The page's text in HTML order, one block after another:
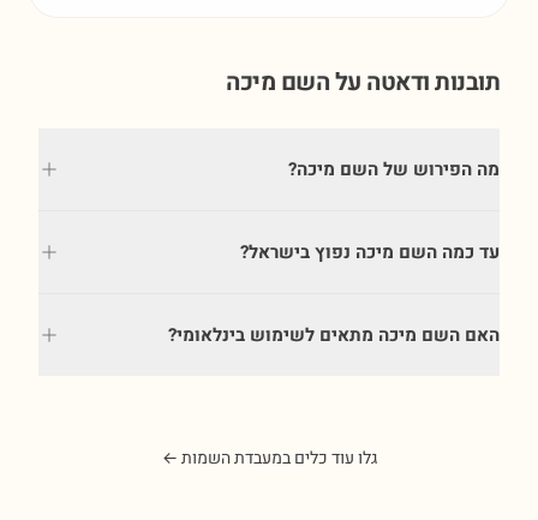
תובנות ודאטה על השם מיכה
מה הפירוש של השם מיכה?
עד כמה השם מיכה נפוץ בישראל?
האם השם מיכה מתאים לשימוש בינלאומי?
גלו עוד כלים במעבדת השמות ←